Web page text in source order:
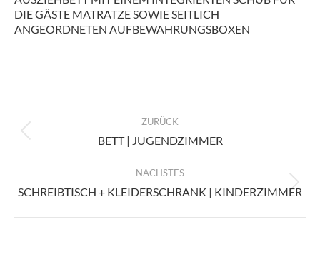
DIE GÄSTE MATRATZE SOWIE SEITLICH
ANGEORDNETEN AUFBEWAHRUNGSBOXEN
ZURÜCK
Vorheriger
BETT | JUGENDZIMMER
NÄCHSTES
Nächster
SCHREIBTISCH + KLEIDERSCHRANK | KINDERZIMMER